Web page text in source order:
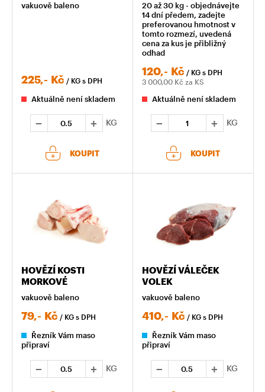
vakuově baleno
225,- Kč / KG s DPH
Aktuálně není skladem
KG
KOUPIT
20 až 30 kg - objednávejte
14 dní předem, zadejte
preferovanou hmotnost v
tomto rozmezí, uvedená
cena za kus je přibližný
odhad
120,- Kč / KG s DPH
3 000,00 Kč za KS
Aktuálně není skladem
KG
KOUPIT
HOVĚZÍ KOSTI
MORKOVÉ
vakuově baleno
79,- Kč / KG s DPH
Řezník Vám maso
připraví
KG
HOVĚZÍ VÁLEČEK
VOLEK
vakuově baleno
410,- Kč / KG s DPH
Řezník Vám maso
připraví
KG